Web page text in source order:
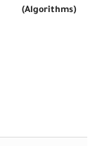
(Algorithms)